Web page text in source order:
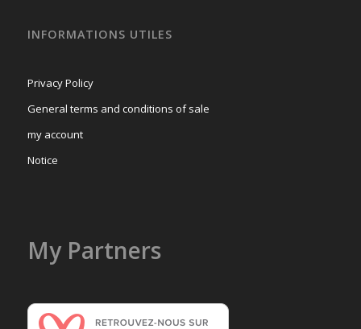
INFORMATIONS UTILES
Privacy Policy
General terms and conditions of sale
my account
Notice
My Partners